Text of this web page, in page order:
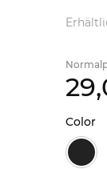
29,
Color